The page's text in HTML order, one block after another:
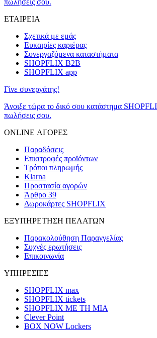
πωλήσεις σου.
ΕΤΑΙΡΕΙΑ
Σχετικά με εμάς
Ευκαιρίες καριέρας
Συνεργαζόμενα καταστήματα
SHOPFLIX B2B
SHOPFLIX app
Γίνε συνεργάτης!
Άνοιξε τώρα το δικό σου κατάστημα
πωλήσεις σου.
ONLINE ΑΓΟΡΕΣ
Παραδόσεις
Επιστροφές προϊόντων
Τρόποι πληρωμής
Klarna
Προστασία αγορών
Άρθρο 39
Δωροκάρτες SHOPFLIX
ΕΞΥΠΗΡΕΤΗΣΗ ΠΕΛΑΤΩΝ
Παρακολούθηση Παραγγελίας
Συχνές ερωτήσεις
Επικοινωνία
ΥΠΗΡΕΣΙΕΣ
SHOPFLIX max
SHOPFLIX tickets
SHOPFLIX ΜΕ ΤΗ ΜΙΑ
Clever Point
BOX NOW Lockers